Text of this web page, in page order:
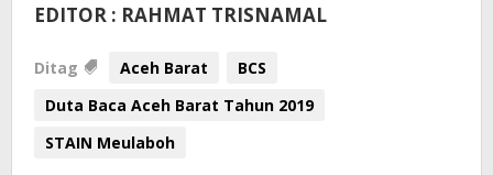
EDITOR : RAHMAT TRISNAMAL
Ditag Aceh Barat
BCS
Duta Baca Aceh Barat Tahun 2019
STAIN Meulaboh